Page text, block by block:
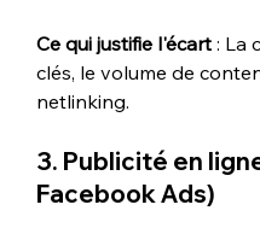
Ce qui justifie l'écart : La
clés, le volume de
netlinking.
3. Publicité en
Facebook Ads)